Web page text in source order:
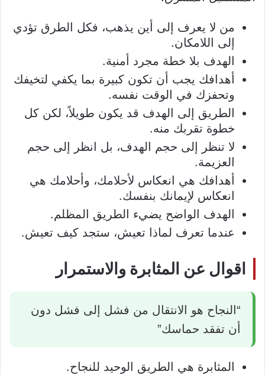
من لا يعرف إلى أين يذهب، فكل الطرق تؤدي
إلى اللامكان.
الهدف بلا خطة مجرد أمنية.
أهدافك يجب أن تكون كبيرة بما يكفي لتخيفك
وتحفزك في الوقت نفسه.
الطريق إلى الهدف قد يكون طويلاً، لكن كل
خطوة تقربك منه.
لا تنظر إلى حجم الهدف، بل انظر إلى حجم
العزيمة.
أهدافك هي انعكاس لأحلامك، وأحلامك هي
انعكاس لإيمانك بنفسك.
الهدف الواضح يضيء الطريق المظلم.
عندما تعرف لماذا تعيش، ستجد كيف تعيش.
اقوال عن المثابرة والاستمرار
“النجاح هو الانتقال من فشل إلى فشل دون
أن تفقد حماسك”
المثابرة هي الطريق الوحيد للنجاح.